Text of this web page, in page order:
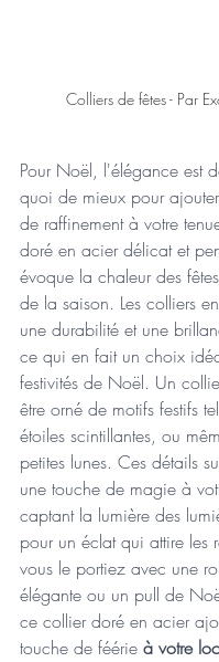
Colliers de fêtes - Par
Pour Noël, l'élégance est
quoi de mieux pour
de raffinement à votre
doré en acier délicat et
évoque la chaleur des
de la saison. Les colliers
une durabilité et une
ce qui en fait un choix
festivités de Noël. Un
être orné de motifs festifs
étoiles scintillantes, ou
petites lunes. Ces détails
une touche de magie à
captant la lumière des
pour un éclat qui attire les
vous le portiez avec une
élégante ou un pull de
ce collier doré en acier
touche de féérie à votre